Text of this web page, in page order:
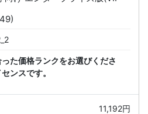
た価格ランクをお選びくださ
ンスです。
11,192円